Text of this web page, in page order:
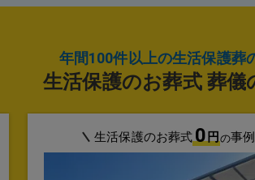
年間100件以上の生活保護葬
生活保護のお葬式 葬儀
生活保護のお葬式0円 の事例